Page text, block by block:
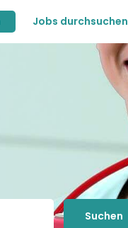
Jobs durchsuchen
Suchen